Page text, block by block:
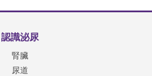
認識泌尿
腎臟
尿道